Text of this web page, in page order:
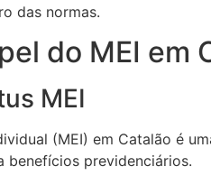
das normas.
do MEI em
MEI
(MEI) em Catalão é
benefícios previdenciários.